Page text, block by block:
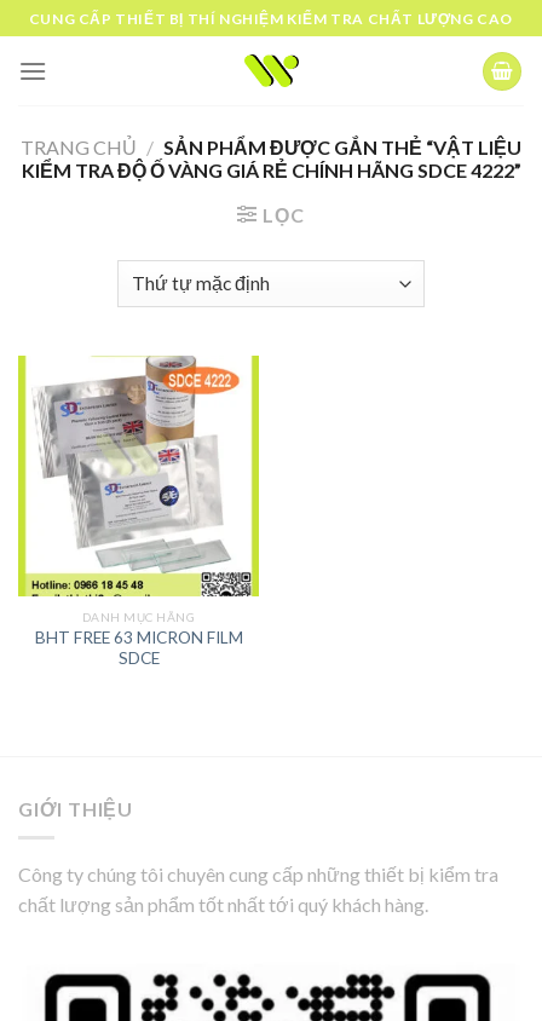
Skip
to
content
CUNG CẤP THIẾT BỊ THÍ NGHIỆM KIỂM TRA CHẤT LƯỢNG CAO
TRANG CHỦ / SẢN PHẨM ĐƯỢC GẮN THẺ “VẬT LIỆU
KIỂM TRA ĐỘ Ố VÀNG GIÁ RẺ CHÍNH HÃNG SDCE 4222”
LỌC
DANH MỤC HÃNG
BHT FREE 63 MICRON FILM
SDCE
GIỚI THIỆU
Công ty chúng tôi chuyên cung cấp những thiết bị kiểm tra
chất lượng sản phẩm tốt nhất tới quý khách hàng.